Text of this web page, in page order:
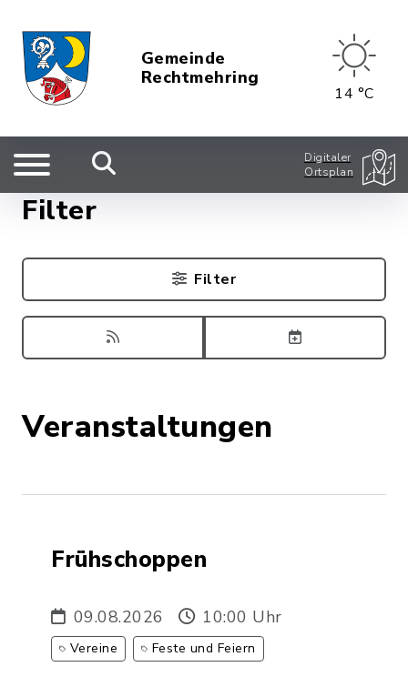
Gemeinde
Rechtmehring
14 °C
Digitaler
Ortsplan
Veranstaltungen
Frühschoppen
09.08.2026 10:00 Uhr
Vereine Feste und Feiern
Filter
Filter